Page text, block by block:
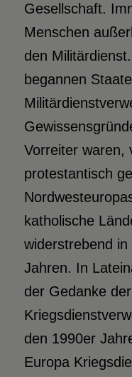
Gesellschaft.
Menschen
den
begannen
Vorreiter waren,
protestantisch
katholische
widerstrebend
Jahren. In
der Gedanke der
den 1990er
Europa